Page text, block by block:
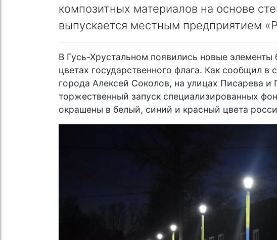
композитных материалов на основе
выпускается местным предприятием
В Гусь-Хрустальном появились новые элементы
цветах государственного флага. Как сообщил в
города Алексей Соколов, на улицах Писарева и
торжественный запуск специализированных
окрашены в белый, синий и красный цвета